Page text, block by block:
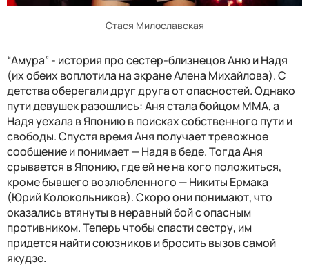
Стася Милославская
“Амура” - история про сестер-близнецов Аню и Надя
(их обеих воплотила на экране Алена Михайлова). С
детства оберегали друг друга от опасностей. Однако
пути девушек разошлись: Аня стала бойцом ММА, а
Надя уехала в Японию в поисках собственного пути и
свободы. Спустя время Аня получает тревожное
сообщение и понимает — Надя в беде. Тогда Аня
срывается в Японию, где ей не на кого положиться,
кроме бывшего возлюбленного — Никиты Ермака
(Юрий Колокольников). Скоро они понимают, что
оказались втянуты в неравный бой с опасным
противником. Теперь чтобы спасти сестру, им
придется найти союзников и бросить вызов самой
якудзе.